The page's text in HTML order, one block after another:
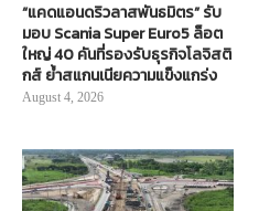
“แคดแอนดริวลาสพันธมิตร” รับ
มอบ Scania Super Euro5 ล็อต
ใหญ่ 40 คันที่รองรับธุรกิจโลจิสติ
กส์ ย้ำสแกนเนียความแข็งแกร่ง
August 4, 2026